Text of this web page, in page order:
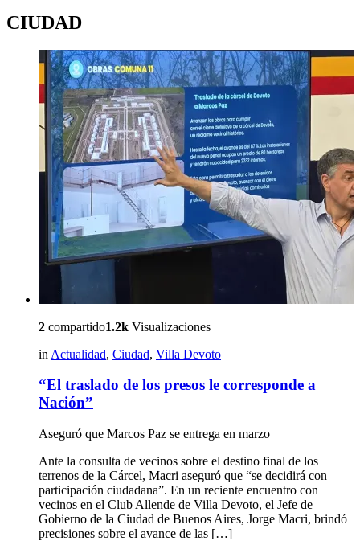
CIUDAD
2 compartido1.2k Visualizaciones
in Actualidad, Ciudad, Villa Devoto
“El traslado de los presos le corresponde a
Nación”
Aseguró que Marcos Paz se entrega en marzo
Ante la consulta de vecinos sobre el destino final de los
terrenos de la Cárcel, Macri aseguró que “se decidirá con
participación ciudadana”. En un reciente encuentro con
vecinos en el Club Allende de Villa Devoto, el Jefe de
Gobierno de la Ciudad de Buenos Aires, Jorge Macri, brindó
precisiones sobre el avance de las […]